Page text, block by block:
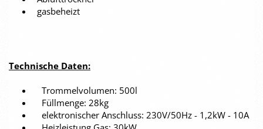
gasbeheizt
Technische Daten:
Trommelvolumen: 500l
Füllmenge: 28kg
elektronischer Anschluss: 230V/50Hz - 1,2kW - 10A